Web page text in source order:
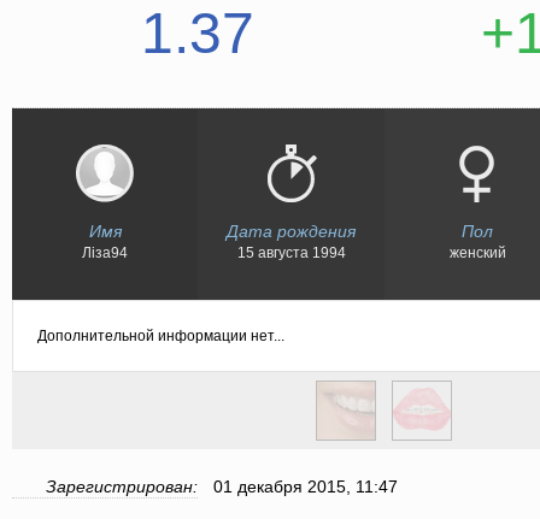
1.37
Имя
Ліза94
Дата рождения
15 августа 1994
Пол
женский
Дополнительной информации нет...
Зарегистрирован: 01 декабря 2015, 11:47